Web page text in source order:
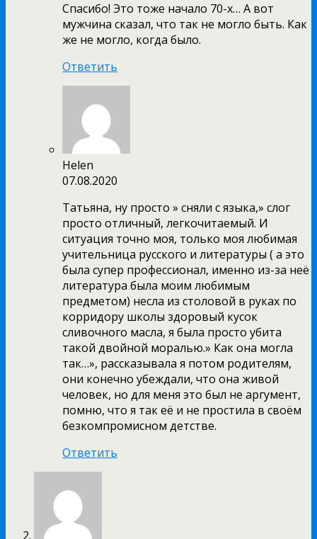
Спасибо! Это тоже начало 70-х… А вот
мужчина сказал, что так не могло быть. Как
же не могло, когда было.
Ответить
Helen
07.08.2020
Татьяна, ну просто » сняли с языка,» слог
просто отличный, легкочитаемый. И
ситуация точно моя, только моя любимая
учительница русского и литературы ( а это
была супер профессионал, именно из-за неё
литература была моим любимым
предметом) несла из столовой в руках по
корридору школы здоровый кусок
сливочного масла, я была просто убита
такой двойной моралью.» Как она могла
так…», рассказывала я потом родителям,
они конечно убеждали, что она живой
человек, но для меня это был не аргумент,
помню, что я так её и не простила в своём
безкомпромисном детстве.
Ответить